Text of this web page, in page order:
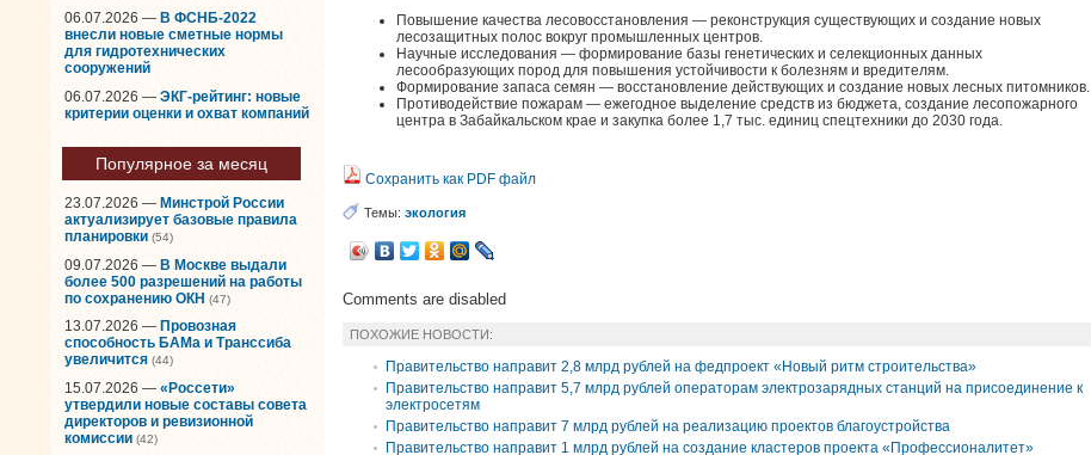
06.07.2026 — В ФСНБ-2022
внесли новые сметные нормы
для гидротехнических
сооружений
06.07.2026 — ЭКГ-рейтинг: новые
критерии оценки и охват компаний
Популярное за месяц
23.07.2026 — Минстрой России
актуализирует базовые правила
планировки (54)
09.07.2026 — В Москве выдали
более 500 разрешений на работы
по сохранению ОКН (47)
13.07.2026 — Провозная
способность БАМа и Транссиба
увеличится (44)
15.07.2026 — «Россети»
утвердили новые составы совета
директоров и ревизионной
комиссии (42)
Повышение качества лесовосстановления — реконструкция существующих и создание новых
лесозащитных полос вокруг промышленных центров.
Научные исследования — формирование базы генетических и селекционных данных
лесообразующих пород для повышения устойчивости к болезням и вредителям.
Формирование запаса семян — восстановление действующих и создание новых лесных питомников.
Противодействие пожарам — ежегодное выделение средств из бюджета, создание лесопожарного
центра в Забайкальском крае и закупка более 1,7 тыс. единиц спецтехники до 2030 года.
Сохранить как PDF файл
Темы: экология
Comments are disabled
ПОХОЖИЕ НОВОСТИ:
Правительство направит 2,8 млрд рублей на федпроект «Новый ритм строительства»
Правительство направит 5,7 млрд рублей операторам электрозарядных станций на присоединение к
электросетям
Правительство направит 7 млрд рублей на реализацию проектов благоустройства
Правительство направит 1 млрд рублей на создание кластеров проекта «Профессионалитет»